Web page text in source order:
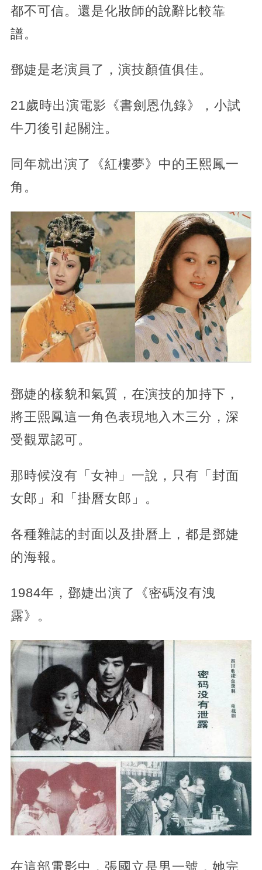
都不可信。還是化妝師的說辭比較靠
譜。
鄧婕是老演員了，演技顏值俱佳。
21歲時出演電影《書劍恩仇錄》，小試
牛刀後引起關注。
同年就出演了《紅樓夢》中的王熙鳳一
角。
鄧婕的樣貌和氣質，在演技的加持下，
將王熙鳳這一角色表現地入木三分，深
受觀眾認可。
那時候沒有「女神」一說，只有「封面
女郎」和「掛曆女郎」。
各種雜誌的封面以及掛曆上，都是鄧婕
的海報。
1984年，鄧婕出演了《密碼沒有洩
露》。
在這部電影中，張國立是男一號，她完